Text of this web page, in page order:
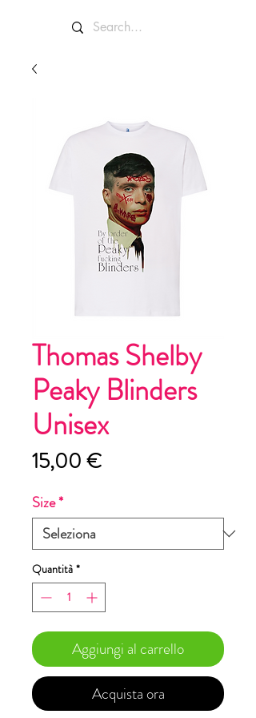
Thomas Shelby
Peaky Blinders
Unisex
15,00 €Prezzo
Size*
Quantità *
Aggiungi al carrello
Acquista ora